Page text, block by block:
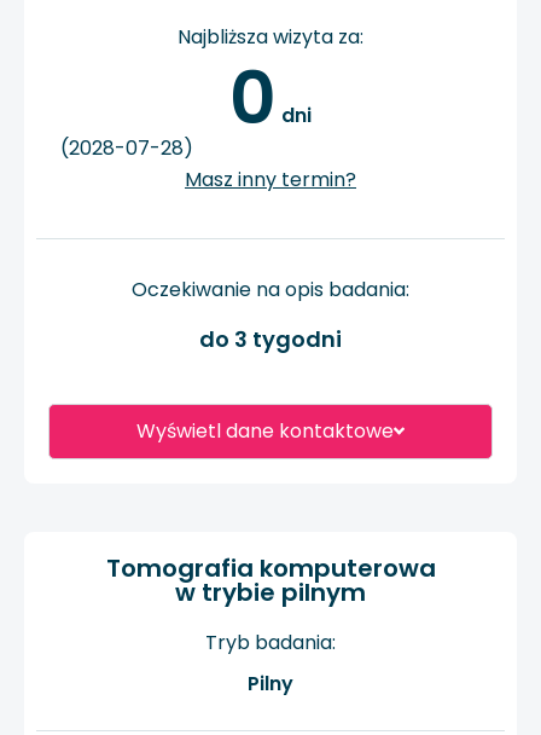
Wyświetl dane kontaktowe
Najbliższa wizyta za:
0 dni
(2028-07-28)
Masz inny termin?
Oczekiwanie na opis badania:
do 3 tygodni
Tomografia komputerowa
w trybie pilnym
Tryb badania:
Pilny